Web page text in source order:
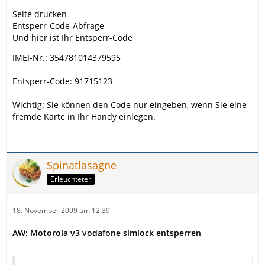
Seite drucken
Entsperr-Code-Abfrage
Und hier ist Ihr Entsperr-Code
IMEI-Nr.: 354781014379595
Entsperr-Code: 91715123
Wichtig: Sie können den Code nur eingeben, wenn Sie eine
fremde Karte in Ihr Handy einlegen.
Spinatlasagne
Erleuchteter
18. November 2009 um 12:39
AW: Motorola v3 vodafone simlock entsperren